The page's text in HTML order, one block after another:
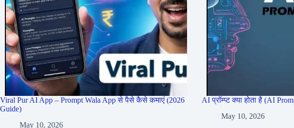
Viral Pur AI App – Prompt Wala App से पैसे कैसे कमाएं (2026
Guide)
May 10, 2026
AI प्रॉम्प्ट क्या होता है (AI
May 10, 2026